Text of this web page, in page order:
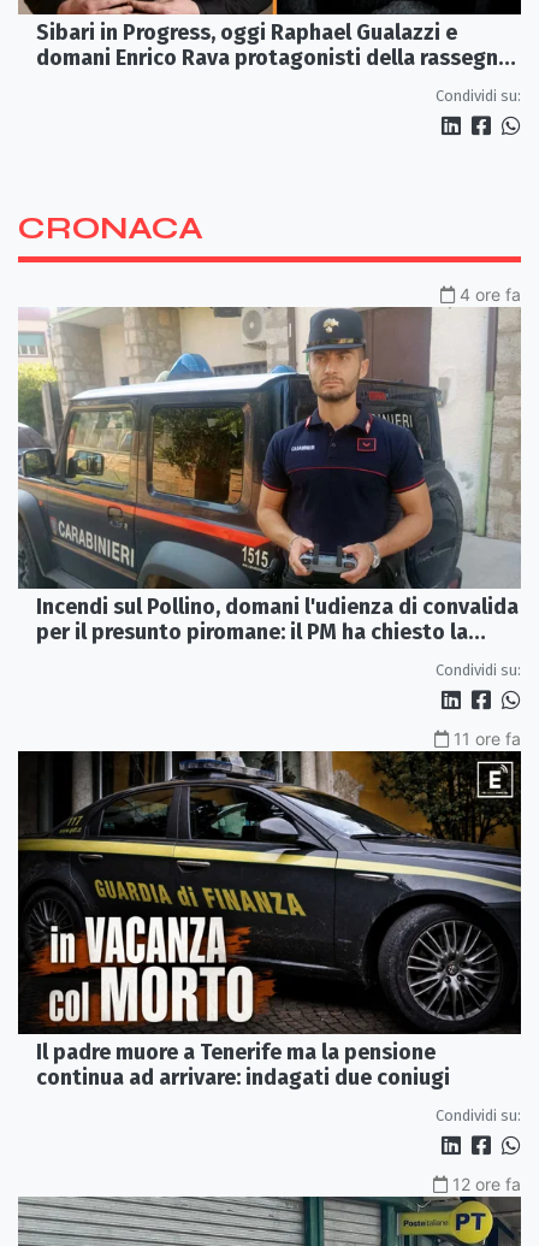
Sibari in Progress, oggi Raphael Gualazzi e
domani Enrico Rava protagonisti della rassegna
Condividi su:
CRONACA
4 ore fa
Incendi sul Pollino, domani l'udienza di convalida
per il presunto piromane: il PM ha chiesto la
Condividi su:
11 ore fa
Il padre muore a Tenerife ma la pensione
continua ad arrivare: indagati due coniugi
Condividi su:
12 ore fa